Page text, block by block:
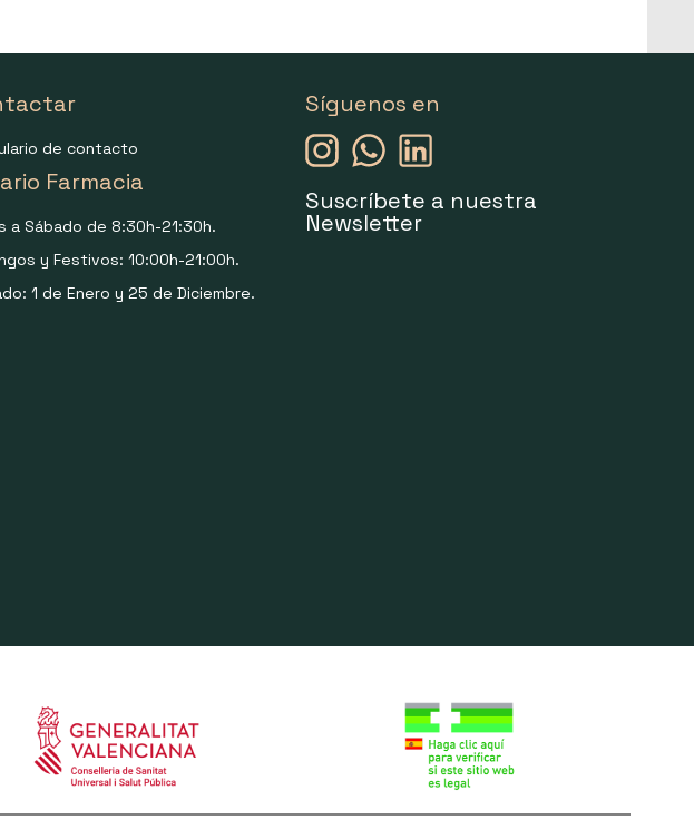
de contacto
Farmacia
a Sábado de 8:30h-21:30h.
y Festivos: 10:00h-21:00h.
1 de Enero y 25 de Diciembre.
Síguenos en
Suscríbete a nuestra
Newsletter